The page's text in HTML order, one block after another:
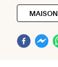
MAISON